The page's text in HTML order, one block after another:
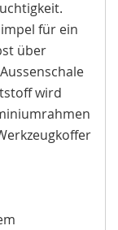
für ein
über
wird